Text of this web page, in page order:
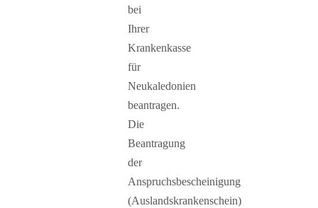
bei
Ihrer
Krankenkasse
für
Neukaledonien
beantragen.
Die
Beantragung
der
Anspruchsbescheinigung
(Auslandskrankenschein)